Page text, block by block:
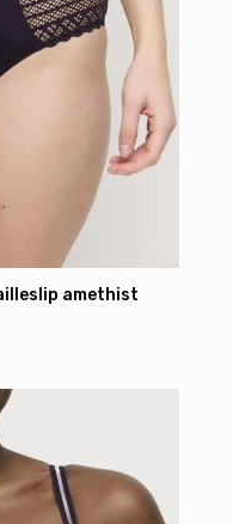
amethist